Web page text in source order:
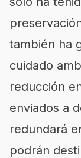
también ha
cuidado
reducción
enviados a
redundará
podrán